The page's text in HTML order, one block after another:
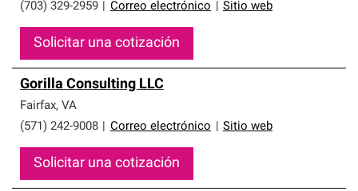
(703) 329-2959 Correo electrónico Sitio web
Solicitar una cotización
Gorilla Consulting LLC
Fairfax, VA
(571) 242-9008
Correo electrónico Sitio web
Solicitar una cotización